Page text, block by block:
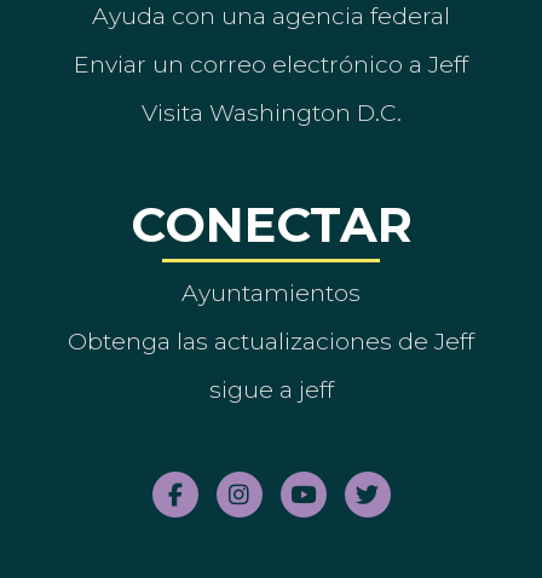
Ayuda con una agencia federal
Enviar un correo electrónico a Jeff
Visita Washington D.C.
CONECTAR
Ayuntamientos
Obtenga las actualizaciones de Jeff
sigue a jeff